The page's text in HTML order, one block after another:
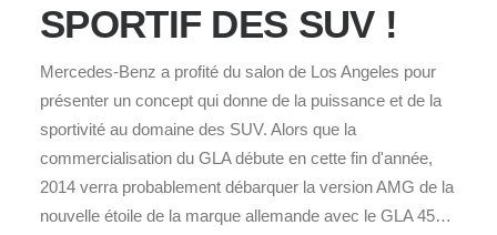
SPORTIF DES SUV !
Mercedes-Benz a profité du salon de Los Angeles pour
présenter un concept qui donne de la puissance et de la
sportivité au domaine des SUV. Alors que la
commercialisation du GLA débute en cette fin d'année,
2014 verra probablement débarquer la version AMG de la
nouvelle étoile de la marque allemande avec le GLA 45…